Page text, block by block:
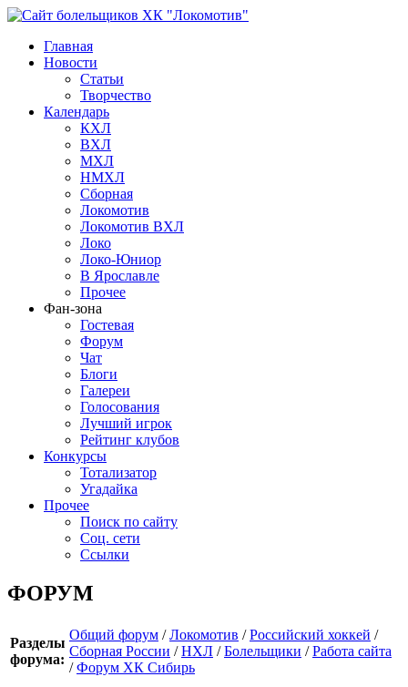
Главная
Новости
Статьи
Творчество
Календарь
КХЛ
ВХЛ
МХЛ
НМХЛ
Сборная
Локомотив
Локомотив ВХЛ
Локо
Локо-Юниор
В Ярославле
Прочее
Фан-зона
Гостевая
Форум
Чат
Блоги
Галереи
Голосования
Лучший игрок
Рейтинг клубов
Конкурсы
Тотализатор
Угадайка
Прочее
Поиск по сайту
Соц. сети
Ссылки
ФОРУМ
Разделы
форума:
Общий форум /Локомотив /Российский хоккей /
Сборная России /НХЛ /Болельщики /Работа сайта
/Форум ХК Сибирь